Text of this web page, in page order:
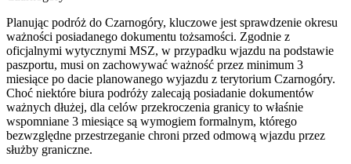
Planując podróż do Czarnogóry, kluczowe jest sprawdzenie okresu
ważności posiadanego dokumentu tożsamości. Zgodnie z
oficjalnymi wytycznymi MSZ, w przypadku wjazdu na podstawie
paszportu, musi on zachowywać ważność przez minimum 3
miesiące po dacie planowanego wyjazdu z terytorium Czarnogóry.
Choć niektóre biura podróży zalecają posiadanie dokumentów
ważnych dłużej, dla celów przekroczenia granicy to właśnie
wspomniane 3 miesiące są wymogiem formalnym, którego
bezwzględne przestrzeganie chroni przed odmową wjazdu przez
służby graniczne.